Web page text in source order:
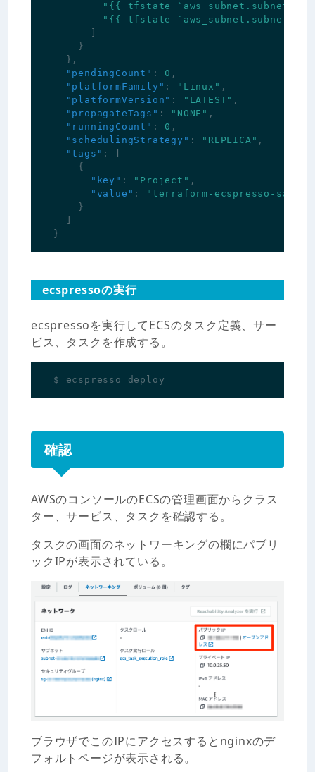
"{{ tfstate
"{{ tfstate
]
}
},
"pendingCount" : 0 ,
"platformFamily" : "Linux" ,
"platformVersion" : "LATEST" ,
"propagateTags" : "NONE" ,
"runningCount" : 0 ,
"schedulingStrategy" : "REPLICA" ,
"tags" :
[
{
"key" : "Project" ,
"value" :
"terraform-ecspresso-
}
]
}
ecspressoの実行
ecspressoを実行してECSのタスク定義、サー
ビス、タスクを作成する。
確認
AWSのコンソールのECSの管理画面からクラス
ター、サービス、タスクを確認する。
タスクの画面のネットワーキングの欄にパブリ
ックIPが表示されている。
ブラウザでこのIPにアクセスするとnginxのデ
フォルトページが表示される。